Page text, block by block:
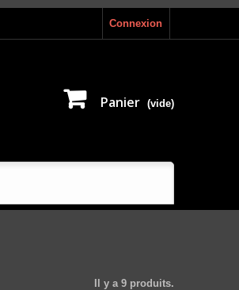
Connexion
Panier (vide)
Il y a 9 produits.